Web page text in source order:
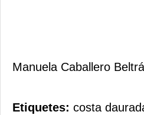
Manuela Caballero
Etiquetes: costa